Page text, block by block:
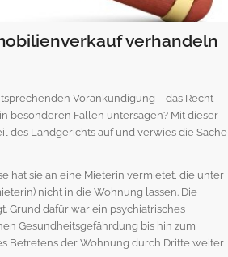
verhandeln
Vorankündigung – das Recht
besonderen Fällen untersagen? Mit dieser
des Landgerichts auf und verwies die Sache
hat sie an eine Mieterin vermietet, die unter
nicht in die Wohnung lassen. Die
Grund dafür war ein psychiatrisches
Gesundheitsgefährdung bis hin zum
Betretens der Wohnung durch Dritte weiter